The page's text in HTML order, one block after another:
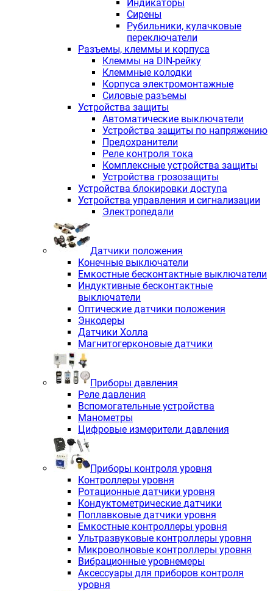
Индикаторы
Сирены
Рубильники, кулачковые
переключатели
Разъемы, клеммы и корпуса
Клеммы на DIN-рейку
Клеммные колодки
Корпуса электромонтажные
Силовые разъемы
Устройства защиты
Автоматические выключатели
Устройства защиты по напряжению
Предохранители
Реле контроля тока
Комплексные устройства защиты
Устройства грозозащиты
Устройства блокировки доступа
Устройства управления и сигнализации
Электропедали
Датчики положения
Конечные выключатели
Емкостные бесконтактные выключатели
Индуктивные бесконтактные
выключатели
Оптические датчики положения
Энкодеры
Датчики Холла
Магнитогерконовые датчики
Приборы давления
Реле давления
Вспомогательные устройства
Манометры
Цифровые измерители давления
Приборы контроля уровня
Контроллеры уровня
Ротационные датчики уровня
Кондуктометрические датчики
Поплавковые датчики уровня
Емкостные контроллеры уровня
Ультразвуковые контроллеры уровня
Микроволновые контроллеры уровня
Вибрационные уровнемеры
Аксессуары для приборов контроля
уровня